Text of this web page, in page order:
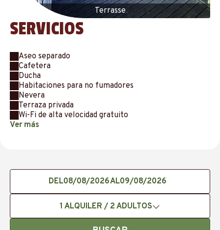
Terrasse
SERVICIOS
Aseo separado
Cafetera
Ducha
Habitaciones para no fumadores
Nevera
Terraza privada
Wi-Fi de alta velocidad gratuito
Ver más
DEL AL
1 ALQUILER / 2 ADULTOS